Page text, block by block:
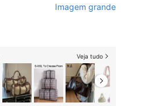
Imagem grande
Veja tudo